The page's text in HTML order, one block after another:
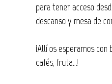
para tener acceso
descanso y mesa de
¡Allí os esperamos con
cafés, fruta…!